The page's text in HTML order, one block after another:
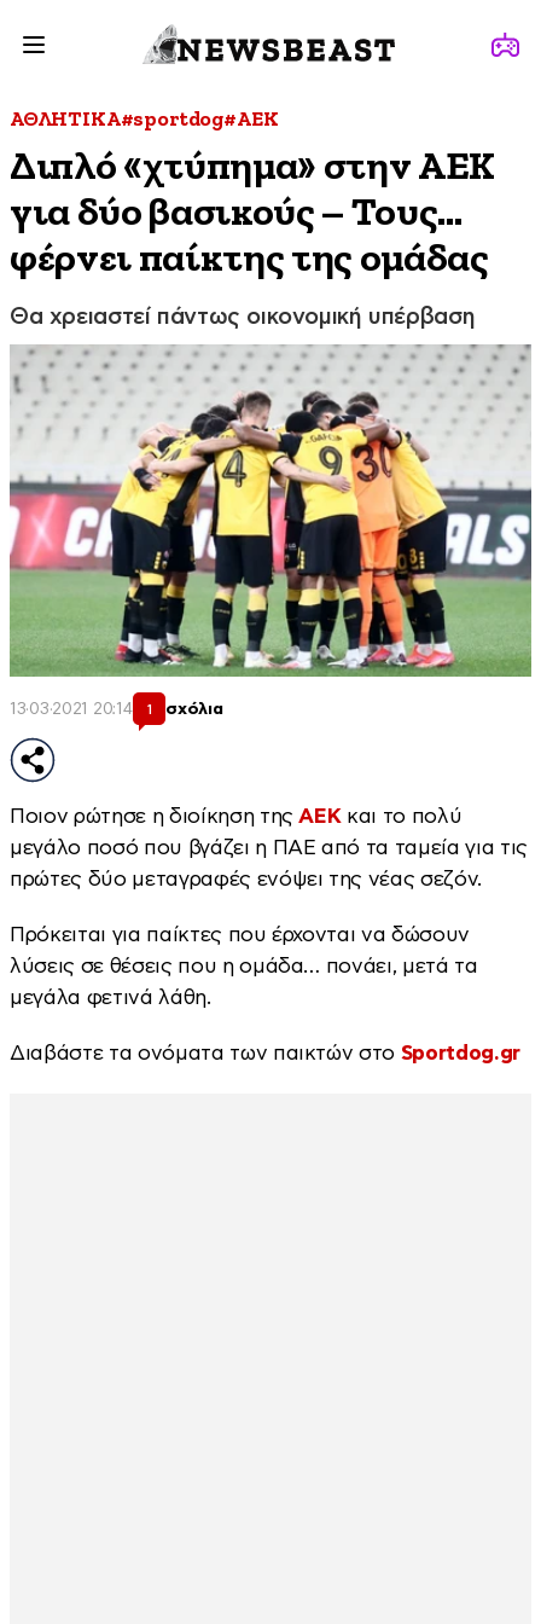
ΑΘΛΗΤΙΚΑ#sportdog#ΑΕΚ
Διπλό «χτύπημα» στην ΑΕΚ
για δύο βασικούς – Τους…
φέρνει παίκτης της ομάδας
Θα χρειαστεί πάντως οικονομική υπέρβαση
13·03·2021 20:14 1 σχόλια
Ποιον ρώτησε η διοίκηση τηςΑΕΚ και το πολύ
μεγάλο ποσό που βγάζει η ΠΑΕ από τα ταμεία για τις
πρώτες δύο μεταγραφές ενόψει της νέας σεζόν.
Πρόκειται για παίκτες που έρχονται να δώσουν
λύσεις σε θέσεις που η ομάδα… πονάει, μετά τα
μεγάλα φετινά λάθη.
Διαβάστε τα ονόματα των παικτών στο Sportdog.gr